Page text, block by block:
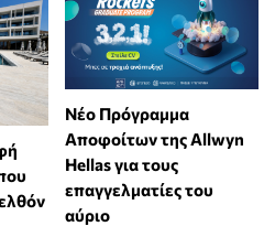
Νέο Πρόγραμμα
Αποφοίτων της Allwyn
Hellas για τους
επαγγελματίες του
αύριο